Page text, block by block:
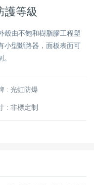
護等級
殼由不飽和樹脂膠工程塑
小型斷路器，面板表面可
: 光虹防爆
: 非標定制